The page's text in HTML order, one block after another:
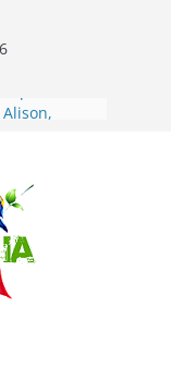
prisión a
de
de Chile
de
reina por
alerta